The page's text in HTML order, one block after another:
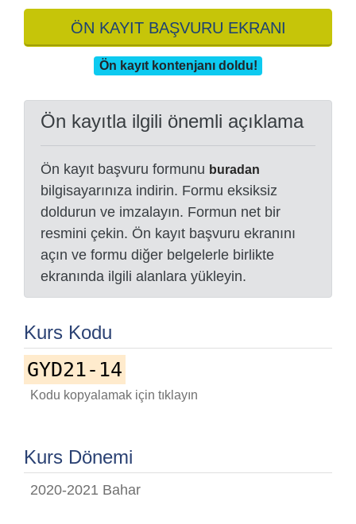
ÖN KAYIT BAŞVURU EKRANI
Ön kayıt kontenjanı doldu!
Ön kayıtla ilgili önemli açıklama
Ön kayıt başvuru formunu buradan
bilgisayarınıza indirin. Formu eksiksiz
doldurun ve imzalayın. Formun net bir
resmini çekin. Ön kayıt başvuru ekranını
açın ve formu diğer belgelerle birlikte
ekranında ilgili alanlara yükleyin.
Kurs Kodu
GYD21-14
Kodu kopyalamak için tıklayın
Kurs Dönemi
2020-2021 Bahar